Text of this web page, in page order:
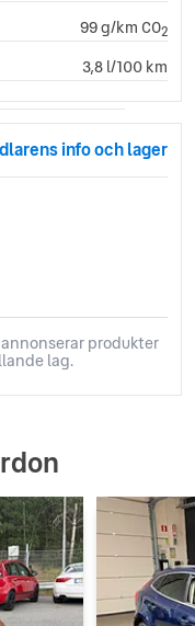
99 g/km CO2
3,8 l/100 km
info och lager
produkter
lag.